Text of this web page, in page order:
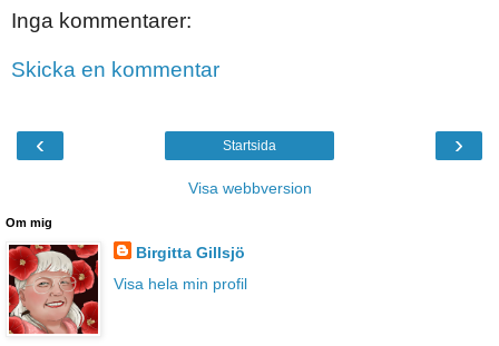
Inga kommentarer:
Skicka en kommentar
‹ ›
Startsida
Visa webbversion
Om mig
Birgitta Gillsjö
Visa hela min profil